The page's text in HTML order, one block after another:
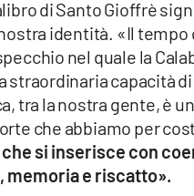
di Santo Gioffrè
identità. «Il
nel quale la
straordinaria capacità
tra la nostra gente, è
che abbiamo per
si inserisce con
memoria e riscatto».